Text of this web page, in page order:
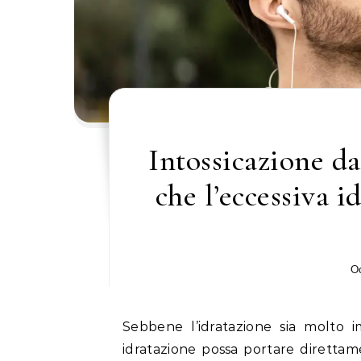
Intossicazione
che l’eccessiva
Sebbene l’idratazione sia molto
idratazione possa portare